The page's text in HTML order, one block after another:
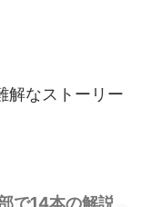
解なストーリー
で14本の解説